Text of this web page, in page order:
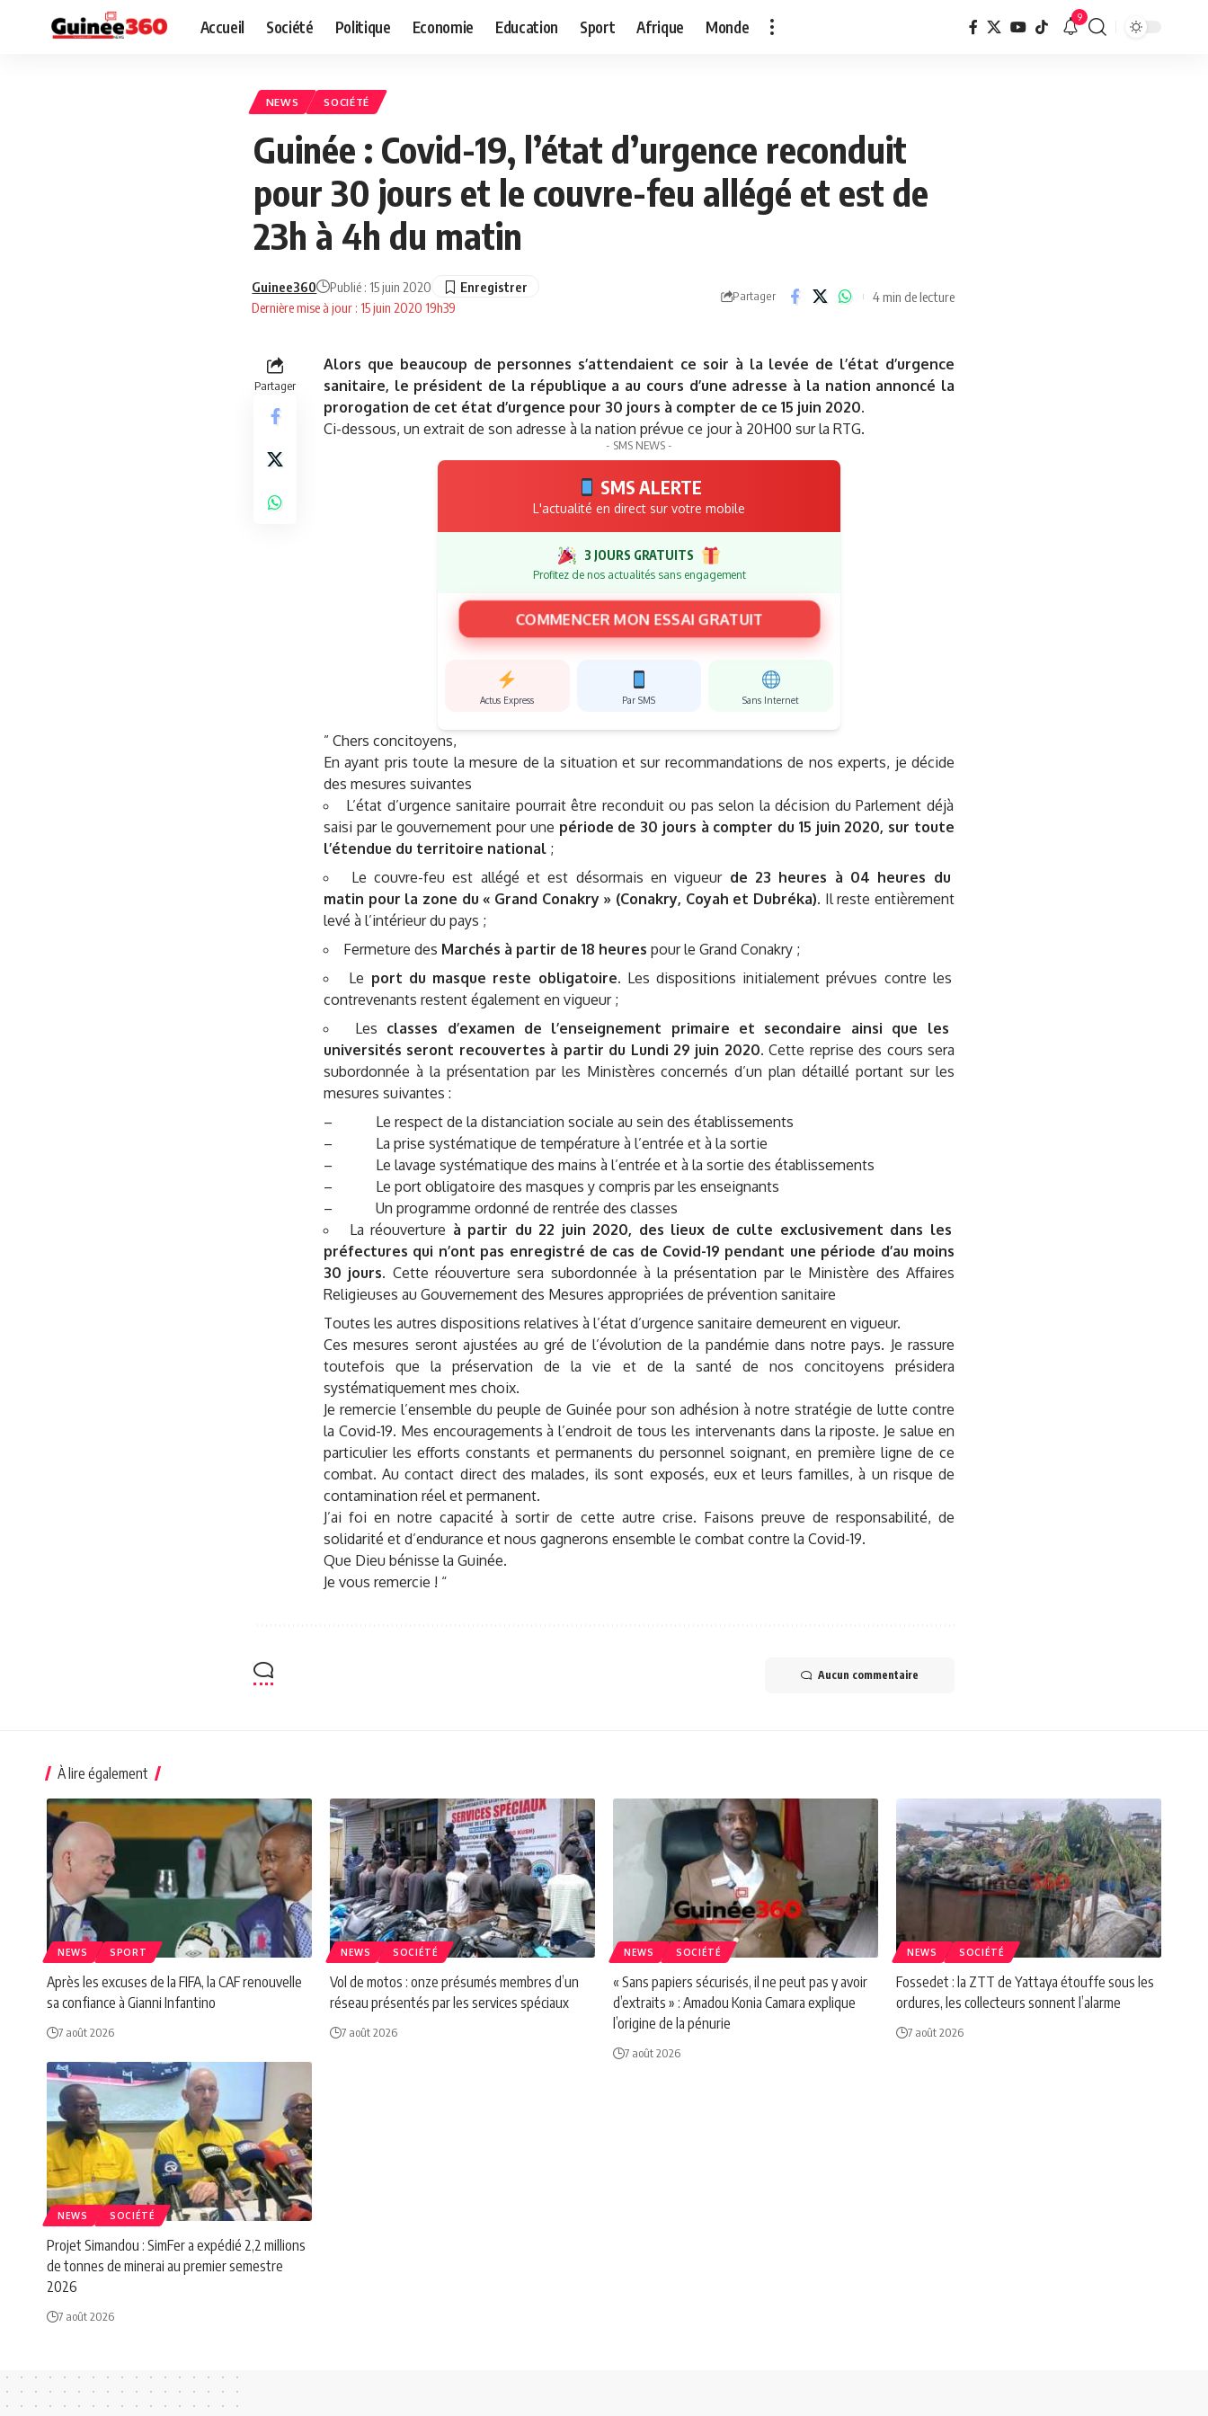
Accueil Société Politique Economie Education Sport Afrique Monde 9
NEWS SOCIÉTÉ
Guinée : Covid-19, l’état d’urgence reconduit
pour 30 jours et le couvre-feu allégé et est de
23h à 4h du matin
Dernière mise à jour : 15 juin 2020 19h39
Guinee360 Publié : 15 juin 2020
Partager 4 min de lecture
Partager
Alors que beaucoup de personnes s’attendaient ce soir à la levée de l’état d’urgence
sanitaire, le président de la république a au cours d’une adresse à la nation annoncé la
prorogation de cet état d’urgence pour 30 jours à compter de ce 15 juin 2020.
Ci-dessous, un extrait de son adresse à la nation prévue ce jour à 20H00 sur la RTG.
- SMS NEWS -
SMS ALERTE
L'actualité en direct sur votre mobile
3 JOURS GRATUITS
Profitez de nos actualités sans engagement
COMMENCER MON ESSAI GRATUIT
Actus Express Par SMS Sans Internet
” Chers concitoyens,
En ayant pris toute la mesure de la situation et sur recommandations de nos experts, je décide
des mesures suivantes
L’état d’urgence sanitaire pourrait être reconduit ou pas selon la décision du Parlement déjà
saisi par le gouvernement pour une période de 30 jours à compter du 15 juin 2020, sur toute
l’étendue du territoire national ;
Le couvre-feu est allégé et est désormais en vigueur de 23 heures à 04 heures du
matin pour la zone du « Grand Conakry » (Conakry, Coyah et Dubréka). Il reste entièrement
levé à l’intérieur du pays ;
Fermeture des Marchés à partir de 18 heures pour le Grand Conakry ;
Le port du masque reste obligatoire. Les dispositions initialement prévues contre les
contrevenants restent également en vigueur ;
Les classes d’examen de l’enseignement primaire et secondaire ainsi que les
universités seront recouvertes à partir du Lundi 29 juin 2020. Cette reprise des cours sera
subordonnée à la présentation par les Ministères concernés d’un plan détaillé portant sur les
mesures suivantes :
– Le respect de la distanciation sociale au sein des établissements
– La prise systématique de température à l’entrée et à la sortie
– Le lavage systématique des mains à l’entrée et à la sortie des établissements
– Le port obligatoire des masques y compris par les enseignants
– Un programme ordonné de rentrée des classes
La réouverture à partir du 22 juin 2020, des lieux de culte exclusivement dans les
préfectures qui n’ont pas enregistré de cas de Covid-19 pendant une période d’au moins
30 jours. Cette réouverture sera subordonnée à la présentation par le Ministère des Affaires
Religieuses au Gouvernement des Mesures appropriées de prévention sanitaire
Toutes les autres dispositions relatives à l’état d’urgence sanitaire demeurent en vigueur.
Ces mesures seront ajustées au gré de l’évolution de la pandémie dans notre pays. Je rassure
toutefois que la préservation de la vie et de la santé de nos concitoyens présidera
systématiquement mes choix.
Je remercie l’ensemble du peuple de Guinée pour son adhésion à notre stratégie de lutte contre
la Covid-19. Mes encouragements à l’endroit de tous les intervenants dans la riposte. Je salue en
particulier les efforts constants et permanents du personnel soignant, en première ligne de ce
combat. Au contact direct des malades, ils sont exposés, eux et leurs familles, à un risque de
contamination réel et permanent.
J’ai foi en notre capacité à sortir de cette autre crise. Faisons preuve de responsabilité, de
solidarité et d’endurance et nous gagnerons ensemble le combat contre la Covid-19.
Que Dieu bénisse la Guinée.
Je vous remercie ! “
Aucun commentaire
À lire également
NEWS SPORT
Après les excuses de la FIFA, la CAF renouvelle
sa confiance à Gianni Infantino
7 août 2026
NEWS SOCIÉTÉ
Vol de motos : onze présumés membres d’un
réseau présentés par les services spéciaux
7 août 2026
NEWS SOCIÉTÉ
« Sans papiers sécurisés, il ne peut pas y avoir
d’extraits » : Amadou Konia Camara explique
l’origine de la pénurie
7 août 2026
NEWS SOCIÉTÉ
Fossedet : la ZTT de Yattaya étouffe sous les
ordures, les collecteurs sonnent l’alarme
7 août 2026
NEWS SOCIÉTÉ
Projet Simandou : SimFer a expédié 2,2 millions
de tonnes de minerai au premier semestre
2026
7 août 2026